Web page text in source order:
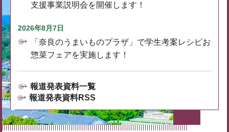
支援事業説明会を開催します！
2026年8月7日
「奈良のうまいものプラザ」で学生考案レシピお
惣菜フェアを実施します！
報道発表資料一覧
報道発表資料RSS